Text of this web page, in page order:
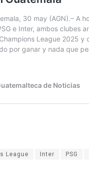
League Inter PSG